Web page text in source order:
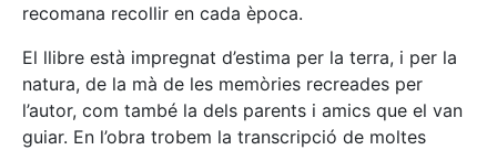
recomana recollir en cada època.
El llibre està impregnat d’estima per la terra, i per la
natura, de la mà de les memòries recreades per
l’autor, com també la dels parents i amics que el van
guiar. En l’obra trobem la transcripció de moltes